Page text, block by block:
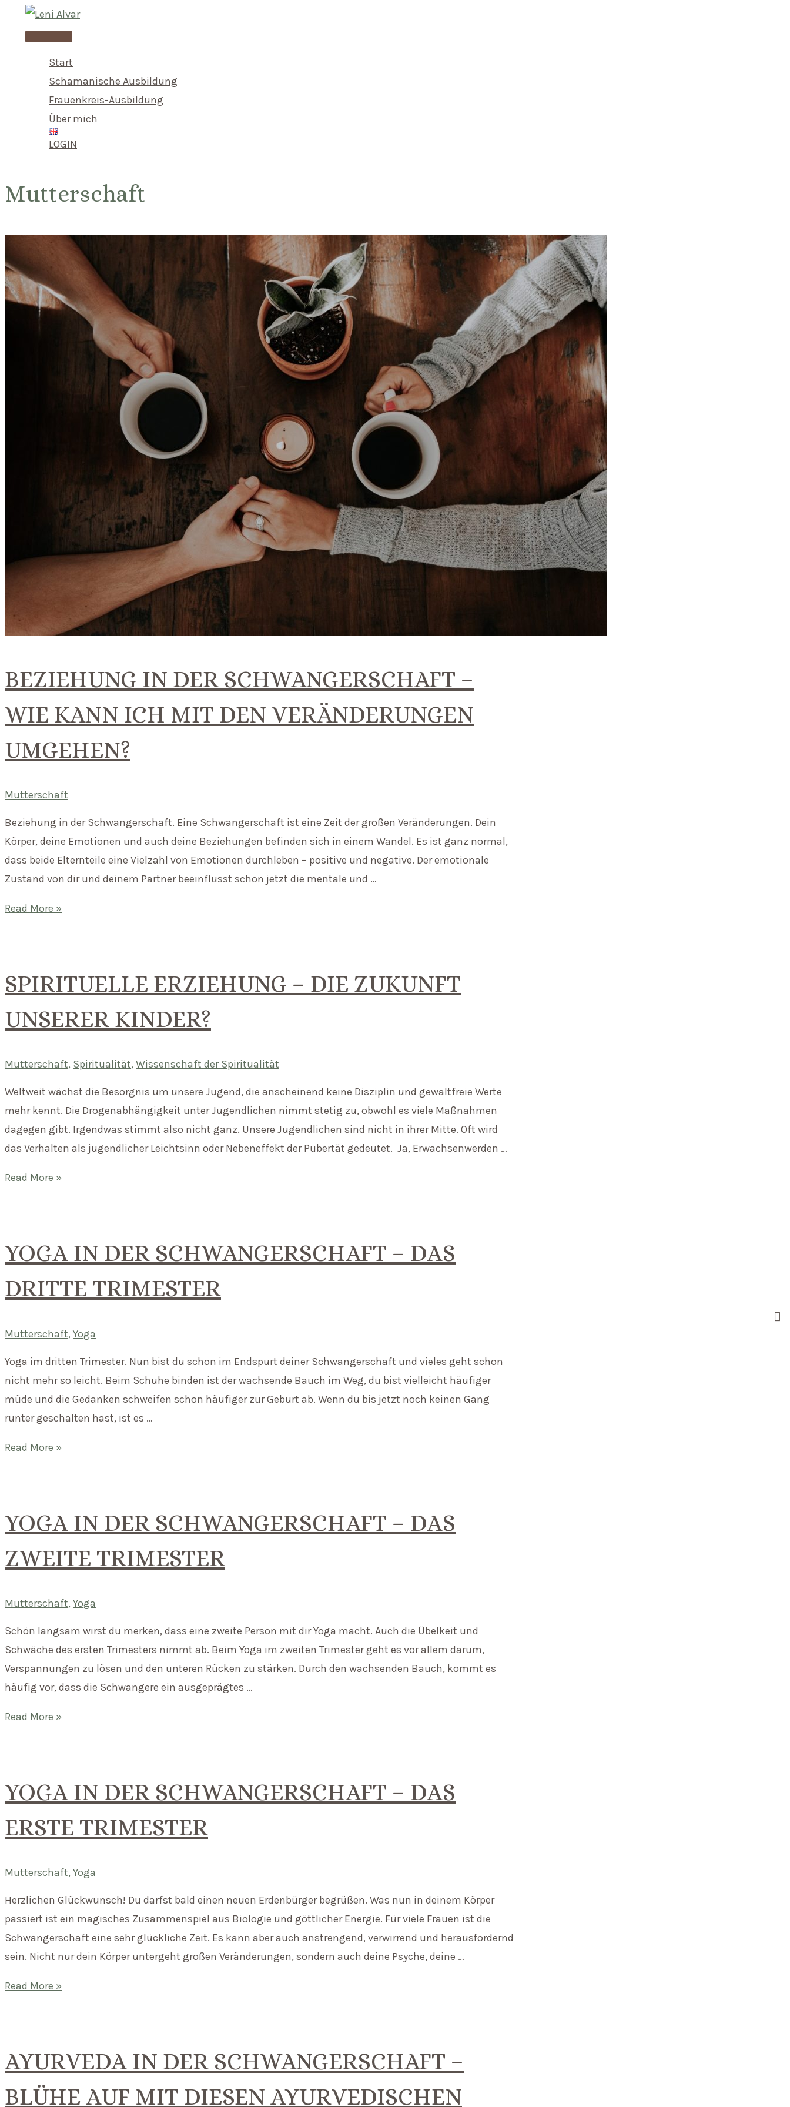
Main
Start
Schamanische Ausbildung
Frauenkreis-Ausbildung
Über mich
LOGIN
Mutterschaft
BEZIEHUNG IN DER SCHWANGERSCHAFT –
WIE KANN ICH MIT DEN VERÄNDERUNGEN
UMGEHEN?
Mutterschaft
Beziehung in der Schwangerschaft. Eine Schwangerschaft ist eine Zeit der großen Veränderungen. Dein
Körper, deine Emotionen und auch deine Beziehungen befinden sich in einem Wandel. Es ist ganz normal,
dass beide Elternteile eine Vielzahl von Emotionen durchleben – positive und negative. Der emotionale
Zustand von dir und deinem Partner beeinflusst schon jetzt die mentale und …
Beziehung
–
kann
mit
Veränderungen
umgehen?
Read More »
SPIRITUELLE ERZIEHUNG – DIE ZUKUNFT
UNSERER KINDER?
Mutterschaft, Spiritualität, Wissenschaft der Spiritualität
Weltweit wächst die Besorgnis um unsere Jugend, die anscheinend keine Disziplin und gewaltfreie Werte
mehr kennt. Die Drogenabhängigkeit unter Jugendlichen nimmt stetig zu, obwohl es viele Maßnahmen
dagegen gibt. Irgendwas stimmt also nicht ganz. Unsere Jugendlichen sind nicht in ihrer Mitte. Oft wird
das Verhalten als jugendlicher Leichtsinn oder Nebeneffekt der Pubertät gedeutet. Ja, Erwachsenwerden …
Spirituelle
Zukunft
Kinder?
Read More »
YOGA IN DER SCHWANGERSCHAFT – DAS
DRITTE TRIMESTER
Mutterschaft, Yoga
Yoga im dritten Trimester. Nun bist du schon im Endspurt deiner Schwangerschaft und vieles geht schon
nicht mehr so leicht. Beim Schuhe binden ist der wachsende Bauch im Weg, du bist vielleicht häufiger
müde und die Gedanken schweifen schon häufiger zur Geburt ab. Wenn du bis jetzt noch keinen Gang
runter geschalten hast, ist es …
Yoga
–
dritte
Read More »
YOGA IN DER SCHWANGERSCHAFT – DAS
ZWEITE TRIMESTER
Mutterschaft, Yoga
Schön langsam wirst du merken, dass eine zweite Person mit dir Yoga macht. Auch die Übelkeit und
Schwäche des ersten Trimesters nimmt ab. Beim Yoga im zweiten Trimester geht es vor allem darum,
Verspannungen zu lösen und den unteren Rücken zu stärken. Durch den wachsenden Bauch, kommt es
häufig vor, dass die Schwangere ein ausgeprägtes …
Yoga
–
zweite
Read More »
YOGA IN DER SCHWANGERSCHAFT – DAS
ERSTE TRIMESTER
Mutterschaft, Yoga
Herzlichen Glückwunsch! Du darfst bald einen neuen Erdenbürger begrüßen. Was nun in deinem Körper
passiert ist ein magisches Zusammenspiel aus Biologie und göttlicher Energie. Für viele Frauen ist die
Schwangerschaft eine sehr glückliche Zeit. Es kann aber auch anstrengend, verwirrend und herausfordernd
sein. Nicht nur dein Körper untergeht großen Veränderungen, sondern auch deine Psyche, deine …
Yoga
–
erste
Read More »
AYURVEDA IN DER SCHWANGERSCHAFT –
BLÜHE AUF MIT DIESEN AYURVEDISCHEN